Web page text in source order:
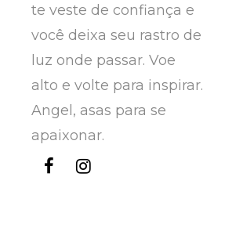
te veste de confiança e
você deixa seu rastro de
luz onde passar. Voe
alto e volte para inspirar.
Angel, asas para se
apaixonar.